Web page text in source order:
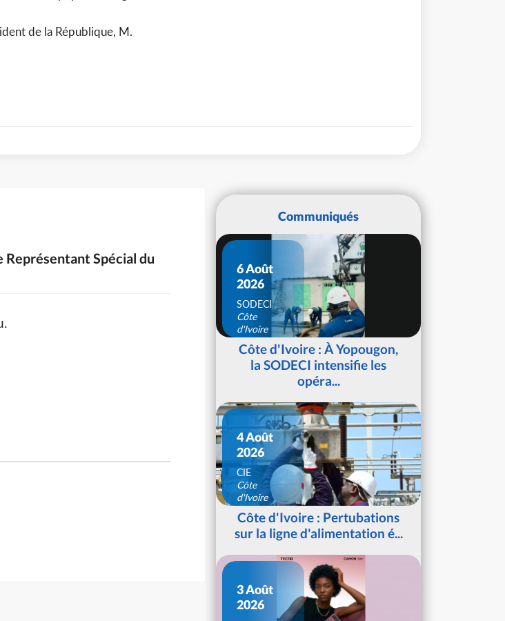
de la République, M.
Spécial du
Communiqués
6 Août
2026
SODECI
Côte
d'Ivoire
Côte d'Ivoire : À Yopougon,
la SODECI intensifie les
opéra...
4 Août
2026
CIE
Côte
d'Ivoire
Côte d'Ivoire : Pertubations
sur la ligne d'alimentation é...
3 Août
2026